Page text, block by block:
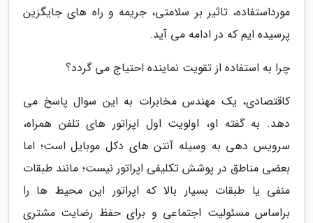
مورداستفاده، تاثیر بر سلامتی، جریمه و راه های جایگزین
پرسیده ایم که در ادامه می آید.
چرا به استفاده از تقویت نماینده احتیاج می گردد؟
کاقتصادی، یک مهندس مخابرات به این سوال پاسخ می
دهد. به گفته او، اولویت اول اپراتور های تلفن همراه،
سرویس دهی به وسیله آنتن های دکل موبایل است؛ اما
بعضی مناطق در پوشش تکلیفی اپراتور نیست؛ مانند طبقات
منفی یا طبقات بسیار بالا که اپراتور این محیط ها را
براساس مسئولیت اجتماعی و برای حفظ رضایت مشتری